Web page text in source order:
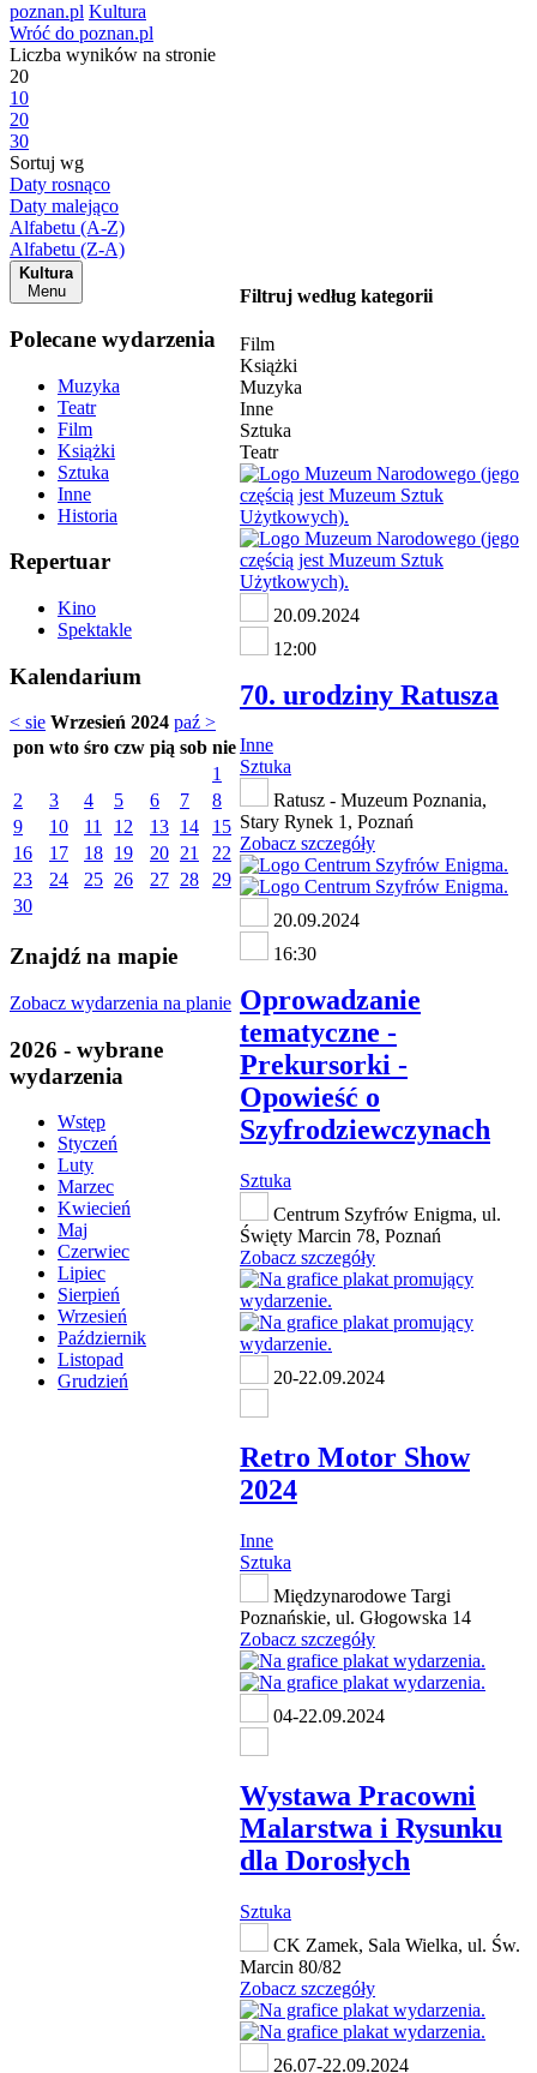
poznan.pl Kultura
Wróć do poznan.pl
Liczba wyników na stronie
20
10
20
30
Sortuj wg
Daty rosnąco
Daty malejąco
Alfabetu (A-Z)
Alfabetu (Z-A)
Kultura
Menu
Polecane wydarzenia
Muzyka
Teatr
Film
Książki
Sztuka
Inne
Historia
Repertuar
Kino
Spektakle
Kalendarium
< sie Wrzesień 2024 paź >
pon wto śro czw pią sob nie
1
2
3 4 5 6 7
8
9
10 11 12 13 14
15
16
17 18 19 20 21
22
23
24 25 26 27 28
29
30
Znajdź na mapie
Zobacz wydarzenia na planie
2026 - wybrane
wydarzenia
Wstęp
Styczeń
Luty
Marzec
Kwiecień
Maj
Czerwiec
Lipiec
Sierpień
Wrzesień
Październik
Listopad
Grudzień
Filtruj według kategorii
Film
Książki
Muzyka
Inne
Sztuka
Teatr
20.09.2024
12:00
70. urodziny Ratusza
Inne
Sztuka
Ratusz - Muzeum Poznania,
Stary Rynek 1, Poznań
Zobacz szczegóły
20.09.2024
16:30
Oprowadzanie
tematyczne -
Prekursorki -
Opowieść o
Szyfrodziewczynach
Sztuka
Centrum Szyfrów Enigma, ul.
Święty Marcin 78, Poznań
Zobacz szczegóły
20-22.09.2024
Retro Motor Show
2024
Inne
Sztuka
Międzynarodowe Targi
Poznańskie, ul. Głogowska 14
Zobacz szczegóły
04-22.09.2024
Wystawa Pracowni
Malarstwa i Rysunku
dla Dorosłych
Sztuka
CK Zamek, Sala Wielka, ul. Św.
Marcin 80/82
Zobacz szczegóły
26.07-22.09.2024